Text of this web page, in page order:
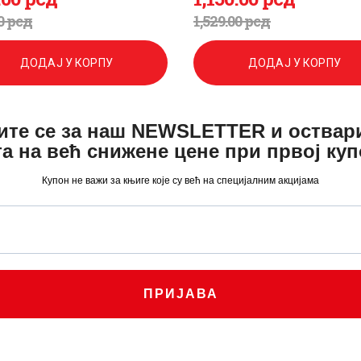
рсд
ДОДАЈ У КОРПУ
1,529.00рсд
Оригинална
цена
је
била:
1,529.
0
рсд.
Тренутна
цена
је:
1,150.
0
0
ДОДАЈ У КОРПУ
се за наш NEWSLETTER и
на већ снижене цене при првој
Купон не важи за књиге које су већ на специјалним акцијама
ПРИЈАВА